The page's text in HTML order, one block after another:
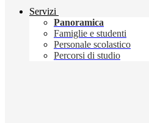
Servizi
Panoramica
Famiglie e studenti
Personale scolastico
Percorsi di studio